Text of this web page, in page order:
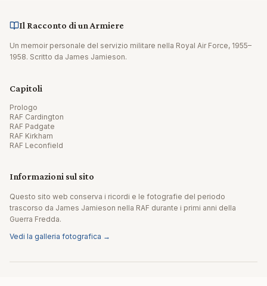
Il Racconto di un Armiere
Un memoir personale del servizio militare nella Royal Air Force, 1955–
1958. Scritto da James Jamieson.
Capitoli
Prologo
RAF Cardington
RAF Padgate
RAF Kirkham
RAF Leconfield
Informazioni sul sito
Questo sito web conserva i ricordi e le fotografie del periodo
trascorso da James Jamieson nella RAF durante i primi anni della
Guerra Fredda.
Vedi la galleria fotografica →